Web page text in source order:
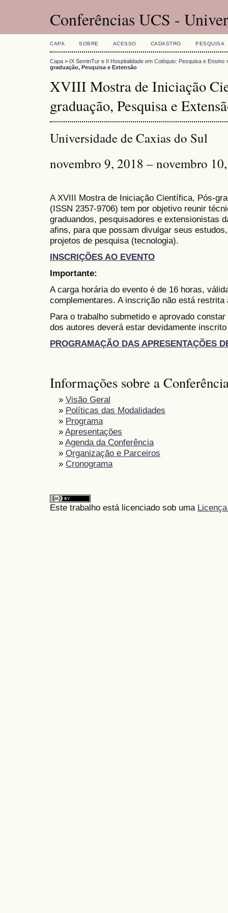
Conferências UCS -
CAPA SOBRE ACESSO CADASTRO PESQUISA
Capa > IX SeminTur e II Hospitalidade em Colóquio: Pesquisa e Ensino
graduação, Pesquisa e Extensão
XVIII Mostra de Iniciação
graduação, Pesquisa e
Universidade de Caxias do Sul
novembro 9, 2018 – novembro
A XVIII Mostra de Iniciação Científica, Pós-
(ISSN 2357-9706) tem por objetivo reunir
graduandos, pesquisadores e extensionistas
afins, para que possam divulgar seus
projetos de pesquisa (tecnologia).
INSCRIÇÕES AO EVENTO
Importante:
A carga horária do evento é de 16 horas,
complementares. A inscrição não está
Para o trabalho submetido e aprovado
dos autores deverá estar devidamente
PROGRAMAÇÃO DAS APRESENTAÇÕES
Informações sobre a
» Visão Geral
» Políticas das Modalidades
» Programa
» Apresentações
» Agenda da Conferência
» Organização e Parceiros
» Cronograma
Este trabalho está licenciado sob uma